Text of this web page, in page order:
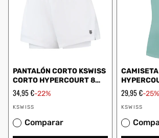
PANTALÓN CORTO KSWISS
CORTO HYPERCOURT 8
BLANCO
Precio
oferta
34,95 €-22%
Proveedor:
KSWISS
Comparar
AZUL
Precio
oferta
29,95 €-25%
Proveedor:
KSWISS